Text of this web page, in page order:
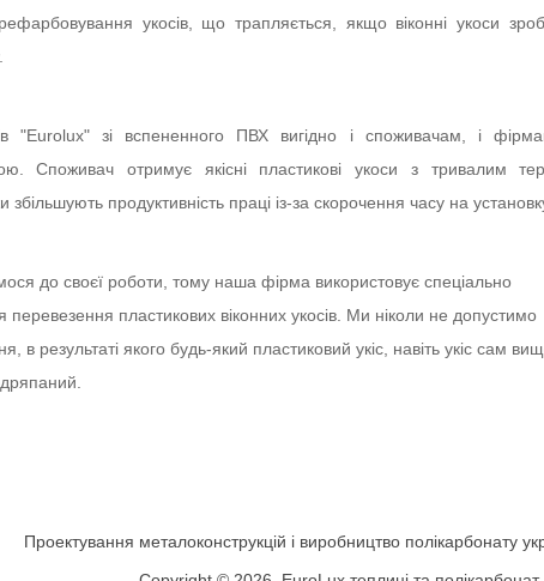
укосів, що трапляється, якщо віконні укоси
"Eurolux" зі вспененного ПВХ вигідно і споживачам, і
Споживач отримує якісні пластикові укоси з тривалим
збільшують продуктивність праці із-за скорочення часу на
до своєї роботи, тому наша фірма використовує спеціально
пластикових віконних укосів. Ми ніколи не допустимо
в результаті якого будь-який пластиковий укіс, навіть укіс сам
Проектування металоконструкцій і виробництво полікарбонату